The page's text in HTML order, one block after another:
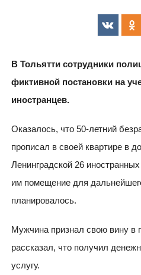
В Тольятти сотрудники
фиктивной постановки на
иностранцев.
Оказалось, что 50-летний
прописал в своей квартире в
Ленинградской 26
им помещение для
планировалось.
Мужчина признал свою вину в
рассказал, что получил
услугу.